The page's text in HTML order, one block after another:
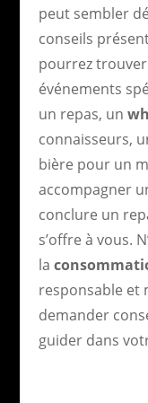
peut sembler
conseils
pourrez
événements
un repas, un
connaisseurs,
bière pour un
accompagner
conclure un
s’offre à vous.
la
responsable et
demander
guider dans